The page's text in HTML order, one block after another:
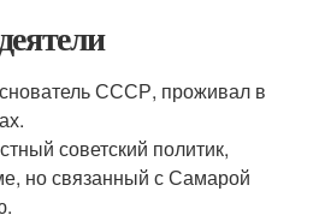
СССР, проживал в
советский политик,
но связанный с Самарой